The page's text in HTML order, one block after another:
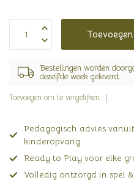
Bestellingen worden
dezelfde week geleverd.
Toevoegen om te vergelijken
Pedagogisch advies
kinderopvang
Ready to Play voor elke
Volledig ontzorgd in spel